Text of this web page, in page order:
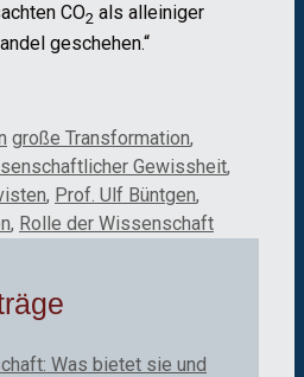
CO2 als alleiniger
geschehen.“
Schlagwörter
große Transformation,
Gewissheit,
, Prof. Ulf Büntgen,
, Rolle der Wissenschaft
Was bietet sie und